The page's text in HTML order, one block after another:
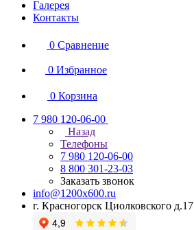
Галерея
Контакты
0 Сравнение
0 Избранное
0 Корзина
7 980 120-06-00
Назад
Телефоны
7 980 120-06-00
8 800 301-23-03
Заказать звонок
info@1200x600.ru
г. Красногорск Циолковского д.17